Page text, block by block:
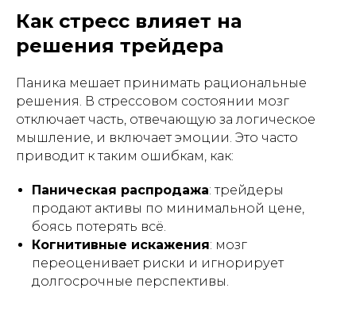
Как стресс влияет на
решения трейдера
Паника мешает принимать рациональные
решения. В стрессовом состоянии мозг
отключает часть, отвечающую за логическое
мышление, и включает эмоции. Это часто
приводит к таким ошибкам, как:
Паническая распродажа: трейдеры
продают активы по минимальной цене,
боясь потерять всё.
Когнитивные искажения: мозг
переоценивает риски и игнорирует
долгосрочные перспективы.